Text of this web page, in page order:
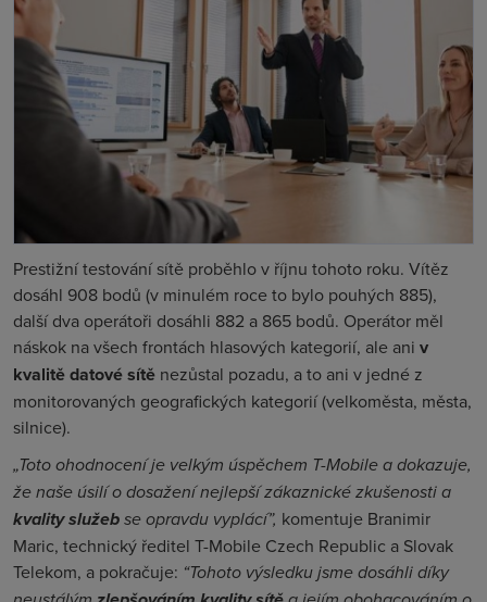
Prestižní testování sítě proběhlo v říjnu tohoto roku. Vítěz
dosáhl 908 bodů (v minulém roce to bylo pouhých 885),
další dva operátoři dosáhli 882 a 865 bodů. Operátor měl
náskok na všech frontách hlasových kategorií, ale ani v
kvalitě datové sítě nezůstal pozadu, a to ani v jedné z
monitorovaných geografických kategorií (velkoměsta, města,
silnice).
„Toto ohodnocení je velkým úspěchem T-Mobile a dokazuje,
že naše úsilí o dosažení nejlepší zákaznické zkušenosti a
kvality služebse opravdu vyplácí”, komentuje Branimir
Maric, technický ředitel T-Mobile Czech Republic a Slovak
Telekom, a pokračuje: “Tohoto výsledku jsme dosáhli díky